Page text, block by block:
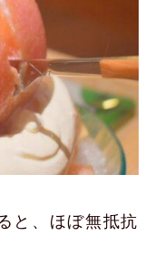
と、ほぼ無抵抗